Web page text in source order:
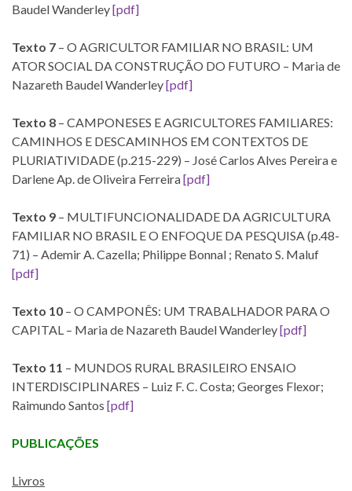
Baudel Wanderley[pdf]
Texto 7 – O AGRICULTOR FAMILIAR NO BRASIL: UM
ATOR SOCIAL DA CONSTRUÇÃO DO FUTURO – Maria de
Nazareth Baudel Wanderley[pdf]
Texto 8 – CAMPONESES E AGRICULTORES FAMILIARES:
CAMINHOS E DESCAMINHOS EM CONTEXTOS DE
PLURIATIVIDADE (p.215-229) – José Carlos Alves Pereira e
Darlene Ap. de Oliveira Ferreira[pdf]
Texto 9 – MULTIFUNCIONALIDADE DA AGRICULTURA
FAMILIAR NO BRASIL E O ENFOQUE DA PESQUISA (p.48-
71) – Ademir A. Cazella; Philippe Bonnal ; Renato S. Maluf
[pdf]
Texto 10 – O CAMPONÊS: UM TRABALHADOR PARA O
CAPITAL – Maria de Nazareth Baudel Wanderley[pdf]
Texto 11 – MUNDOS RURAL BRASILEIRO ENSAIO
INTERDISCIPLINARES – Luiz F. C. Costa; Georges Flexor;
Raimundo Santos [pdf]
PUBLICAÇÕES
Livros